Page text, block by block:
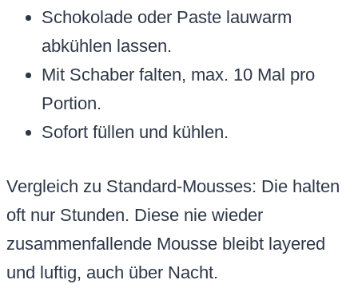
Schokolade oder Paste lauwarm
abkühlen lassen.
Mit Schaber falten, max. 10 Mal pro
Portion.
Sofort füllen und kühlen.
Vergleich zu Standard-Mousses: Die halten
oft nur Stunden. Diese nie wieder
zusammenfallende Mousse bleibt layered
und luftig, auch über Nacht.